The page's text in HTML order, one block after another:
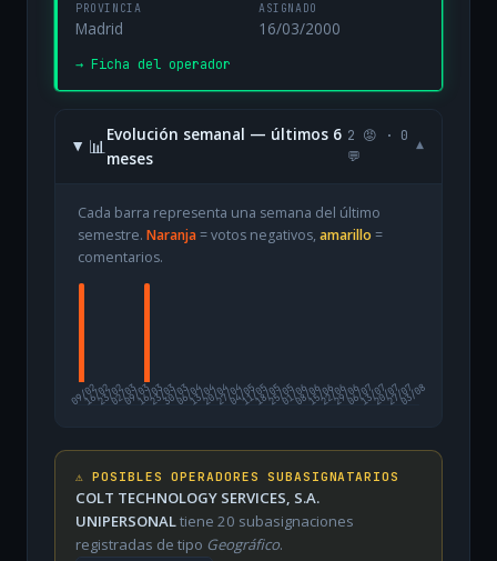
PROVINCIA
Madrid
ASIGNADO
16/03/2000
→ Ficha del operador
📊
Evolución semanal — últimos 6
meses
2 😡 · 0
💬
▾
Cada barra representa una semana del último
semestre. Naranja= votos negativos, amarillo =
comentarios.
09/02
16/0223/0202/0309/0316/0323/0330/0306/0413/0420/0427/0404/0511/0518/0525/0501/0608/0615/0622/0629/0606/0713/0720/0727/07
03/08
⚠️ POSIBLES OPERADORES SUBASIGNATARIOS
COLT TECHNOLOGY SERVICES, S.A.
UNIPERSONALtiene 20 subasignaciones
registradas de tipo Geográfico.